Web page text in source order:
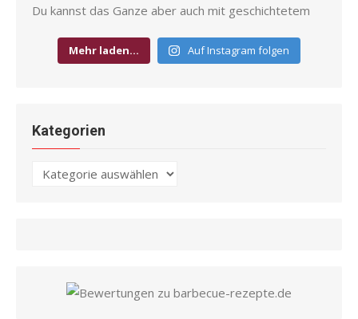
Mehr laden… Auf Instagram folgen
Kategorien
Kategorien